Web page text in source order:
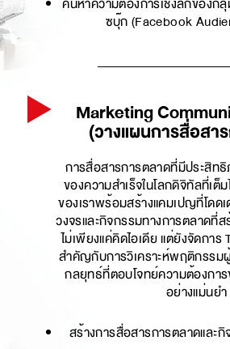
ซบุ๊ก (Facebook
Marketing
(วางแผนการสื่อสา
การสื่อสารการตลาดที่มีประสิท
ของความสำเร็จในโลกดิจิทัลที่เ
ของเราพร้อมสร้างแคมเปญที่โด
วงจรและกิจกรรมทางการตลาดที่ส
ไม่เพียงแค่คิดไอเดีย แต่ยังจัดการ
สำคัญกับการวิเคราะห์พฤติกรรม
กลยุทธ์ที่ตอบโจทย์ความต้องกา
อย่างแม่นยำ
สร้างการสื่อสารการตลาดและ